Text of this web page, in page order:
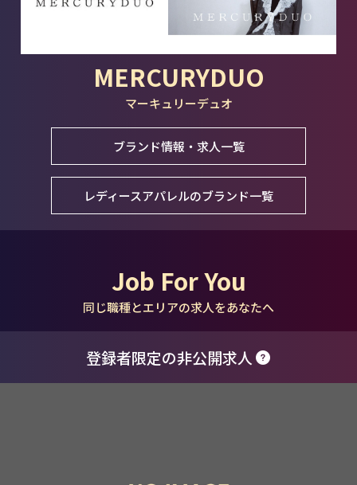
MERCURYDUO
マーキュリーデュオ
ブランド情報・求人一覧
レディースアパレルのブランド一覧
Job For You
同じ職種とエリアの求人をあなたへ
登録者限定の非公開求人